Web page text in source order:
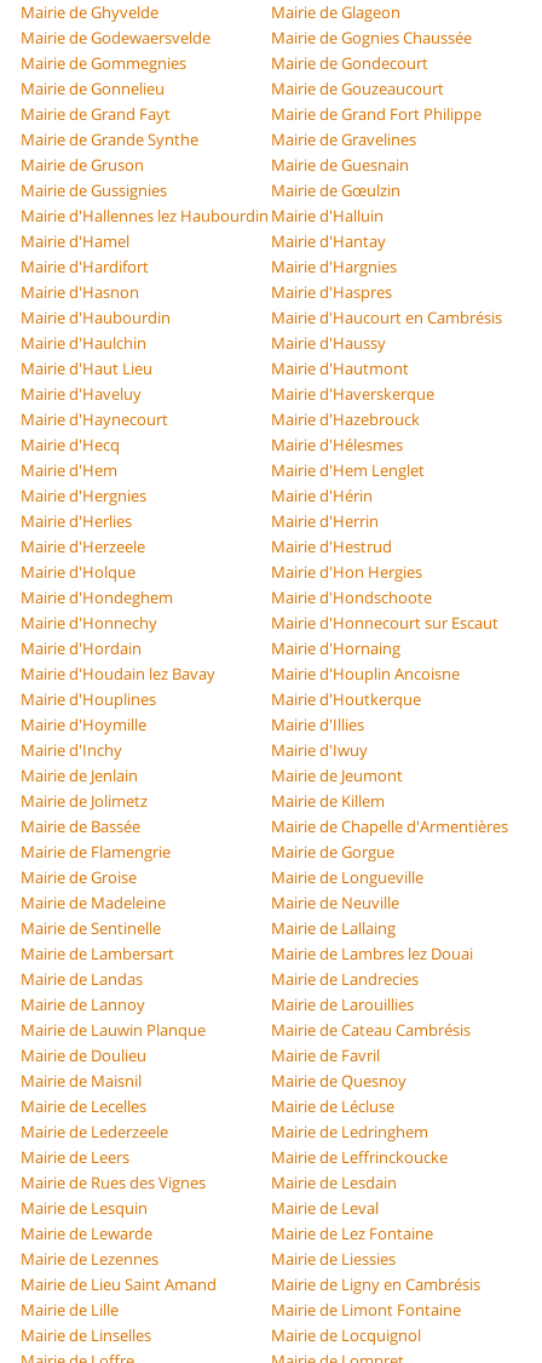
Mairie de Ghyvelde
Mairie de Glageon
Mairie de Godewaersvelde
Mairie de Gognies Chaussée
Mairie de Gommegnies
Mairie de Gondecourt
Mairie de Gonnelieu
Mairie de Gouzeaucourt
Mairie de Grand Fayt
Mairie de Grand Fort Philippe
Mairie de Grande Synthe
Mairie de Gravelines
Mairie de Gruson
Mairie de Guesnain
Mairie de Gussignies
Mairie de Gœulzin
Mairie d'Hallennes lez Haubourdin Mairie d'Halluin
Mairie d'Hamel
Mairie d'Hantay
Mairie d'Hardifort
Mairie d'Hargnies
Mairie d'Hasnon
Mairie d'Haspres
Mairie d'Haubourdin
Mairie d'Haucourt en Cambrésis
Mairie d'Haulchin
Mairie d'Haussy
Mairie d'Haut Lieu
Mairie d'Hautmont
Mairie d'Haveluy
Mairie d'Haverskerque
Mairie d'Haynecourt
Mairie d'Hazebrouck
Mairie d'Hecq
Mairie d'Hélesmes
Mairie d'Hem
Mairie d'Hem Lenglet
Mairie d'Hergnies
Mairie d'Hérin
Mairie d'Herlies
Mairie d'Herrin
Mairie d'Herzeele
Mairie d'Hestrud
Mairie d'Holque
Mairie d'Hon Hergies
Mairie d'Hondeghem
Mairie d'Hondschoote
Mairie d'Honnechy
Mairie d'Honnecourt sur Escaut
Mairie d'Hordain
Mairie d'Hornaing
Mairie d'Houdain lez Bavay
Mairie d'Houplin Ancoisne
Mairie d'Houplines
Mairie d'Houtkerque
Mairie d'Hoymille
Mairie d'Illies
Mairie d'Inchy
Mairie d'Iwuy
Mairie de Jenlain
Mairie de Jeumont
Mairie de Jolimetz
Mairie de Killem
Mairie de Bassée
Mairie de Chapelle d'Armentières
Mairie de Flamengrie
Mairie de Gorgue
Mairie de Groise
Mairie de Longueville
Mairie de Madeleine
Mairie de Neuville
Mairie de Sentinelle
Mairie de Lallaing
Mairie de Lambersart
Mairie de Lambres lez Douai
Mairie de Landas
Mairie de Landrecies
Mairie de Lannoy
Mairie de Larouillies
Mairie de Lauwin Planque
Mairie de Cateau Cambrésis
Mairie de Doulieu
Mairie de Favril
Mairie de Maisnil
Mairie de Quesnoy
Mairie de Lecelles
Mairie de Lécluse
Mairie de Lederzeele
Mairie de Ledringhem
Mairie de Leers
Mairie de Leffrinckoucke
Mairie de Rues des Vignes
Mairie de Lesdain
Mairie de Lesquin
Mairie de Leval
Mairie de Lewarde
Mairie de Lez Fontaine
Mairie de Lezennes
Mairie de Liessies
Mairie de Lieu Saint Amand
Mairie de Ligny en Cambrésis
Mairie de Lille
Mairie de Limont Fontaine
Mairie de Linselles
Mairie de Locquignol